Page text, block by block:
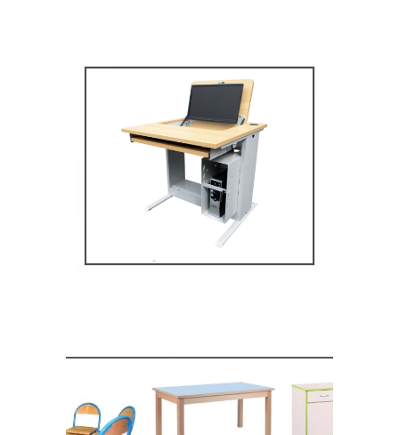
Mobilier multimédia
MOBILIER SCOLAIRE
Mobilier de restauration,
espace cantine